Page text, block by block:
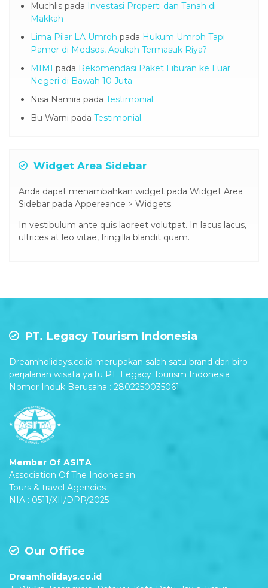
Muchlis pada Investasi Properti dan Tanah di
Makkah
Lima Pilar LA Umroh pada Hukum Umroh Tapi
Pamer di Medsos, Apakah Termasuk Riya?
MIMI pada Rekomendasi Paket Liburan ke Luar
Negeri di Bawah 10 Juta
Nisa Namira pada Testimonial
Bu Warni pada Testimonial
Widget Area Sidebar
Anda dapat menambahkan widget pada Widget Area
Sidebar pada Appereance > Widgets.
In vestibulum ante quis laoreet volutpat. In lacus lacus,
ultrices at leo vitae, fringilla blandit quam.
PT. Legacy Tourism Indonesia
Dreamholidays.co.id merupakan salah satu brand dari biro
perjalanan wisata yaitu PT. Legacy Tourism Indonesia
Nomor Induk Berusaha : 2802250035061
Member Of ASITA
Association Of The Indonesian
Tours & travel Agencies
NIA : 0511/XII/DPP/2025
Our Office
Dreamholidays.co.id